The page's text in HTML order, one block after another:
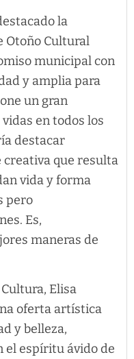
la
Otoño Cultural
municipal con
y amplia para
un gran
en todos los
destacar
creativa que resulta
vida y forma
pero
Es,
maneras de
Elisa
oferta artística
y belleza,
el espíritu ávido de